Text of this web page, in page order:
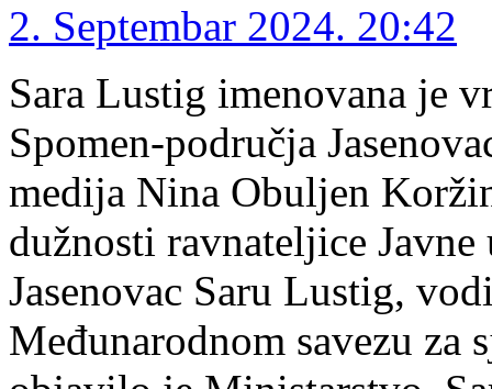
2. Septembar 2024. 20:42
Sara Lustig imenovana je
Spomen-područja
medija Nina Obuljen
dužnosti ravnateljice
Jasenovac Saru Lustig,
Međunarodnom savezu za